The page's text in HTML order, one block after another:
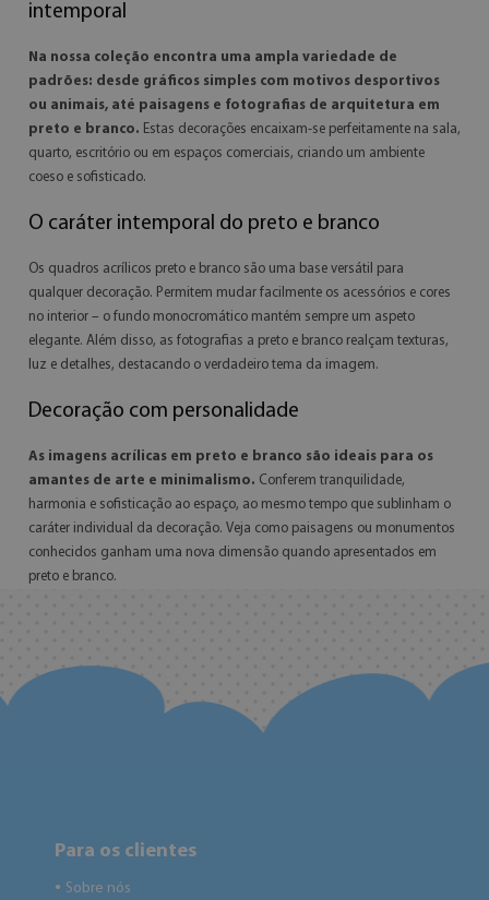
intemporal
Na nossa coleção encontra uma ampla variedade de
padrões: desde gráficos simples com motivos desportivos
ou animais, até paisagens e fotografias de arquitetura em
preto e branco. Estas decorações encaixam-se perfeitamente na sala,
quarto, escritório ou em espaços comerciais, criando um ambiente
coeso e sofisticado.
O caráter intemporal do preto e branco
Os quadros acrílicos preto e branco são uma base versátil para
qualquer decoração. Permitem mudar facilmente os acessórios e cores
no interior – o fundo monocromático mantém sempre um aspeto
elegante. Além disso, as fotografias a preto e branco realçam texturas,
luz e detalhes, destacando o verdadeiro tema da imagem.
Decoração com personalidade
As imagens acrílicas em preto e branco são ideais para os
amantes de arte e minimalismo. Conferem tranquilidade,
harmonia e sofisticação ao espaço, ao mesmo tempo que sublinham o
caráter individual da decoração. Veja como paisagens ou monumentos
conhecidos ganham uma nova dimensão quando apresentados em
preto e branco.
Para os clientes
● Sobre nós